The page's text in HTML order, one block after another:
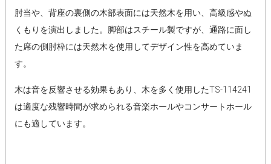
肘当や、背座の裏側の木部表面には天然木を用い、高級感やぬ
くもりを演出しました。脚部はスチール製ですが、通路に面し
た席の側肘枠には天然木を使用してデザイン性を高めていま
す。
木は音を反響させる効果もあり、木を多く使用したTS-114241
は適度な残響時間が求められる音楽ホールやコンサートホール
にも適しています。